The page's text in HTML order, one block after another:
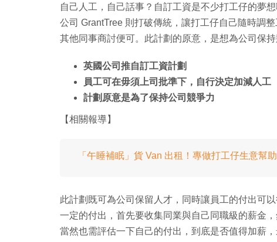
自己人工，自己話事？自訂工資是不少打工仔的夢
公司 GrantTree 則打破傳統，讓打工仔自己隨時調
其他同事商討便可。此計劃的原意，是想為公司保持
英國公司推自訂工資計劃
員工可在毋須上司批準下，自行決定加減人工
計劃原意是為了保持公司競爭力
【相關報導】
「午睡補眠」貨 Van 出租！專做打工仔生意幫
此計劃既可為公司保留人才，同時讓員工的付出可
一定的付出，首先要收集同業與自己同職級的薪金
當然也需評估一下自己的付出，到底是否值得加薪，